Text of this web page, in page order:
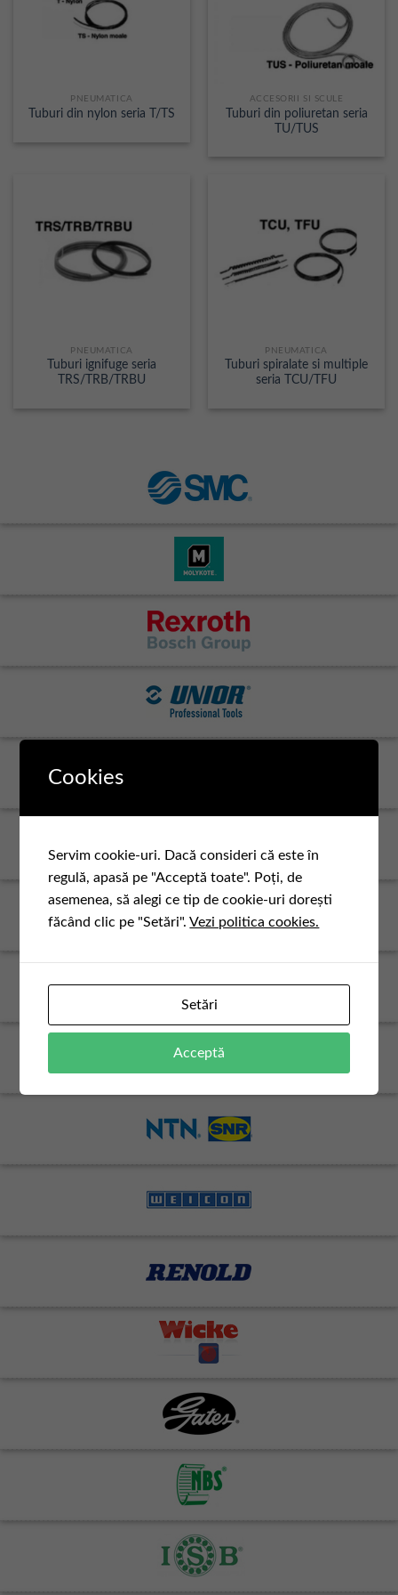
PNEUMATICA
Tuburi din nylon seria T/TS
ACCESORII SI SCULE
Tuburi din poliuretan seria
TU/TUS
PNEUMATICA
Tuburi ignifuge seria
TRS/TRB/TRBU
PNEUMATICA
Tuburi spiralate si multiple
seria TCU/TFU
Cookies
Servim cookie-uri. Dacă consideri că este în
regulă, apasă pe "Acceptă toate". Poți, de
asemenea, să alegi ce tip de cookie-uri dorești
făcând clic pe "Setări".Vezi politica cookies.
Setări
Acceptă